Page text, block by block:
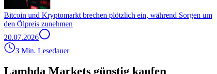
Bitcoin und Kryptomarkt brechen plötzlich ein, während Sorgen um
den Ölpreis zunehmen
20.07.2026
3 Min. Lesedauer
Lambda Markets günstig kaufen